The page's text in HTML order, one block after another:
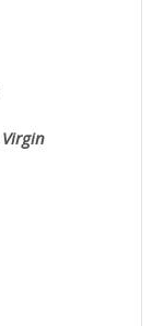
Virgin